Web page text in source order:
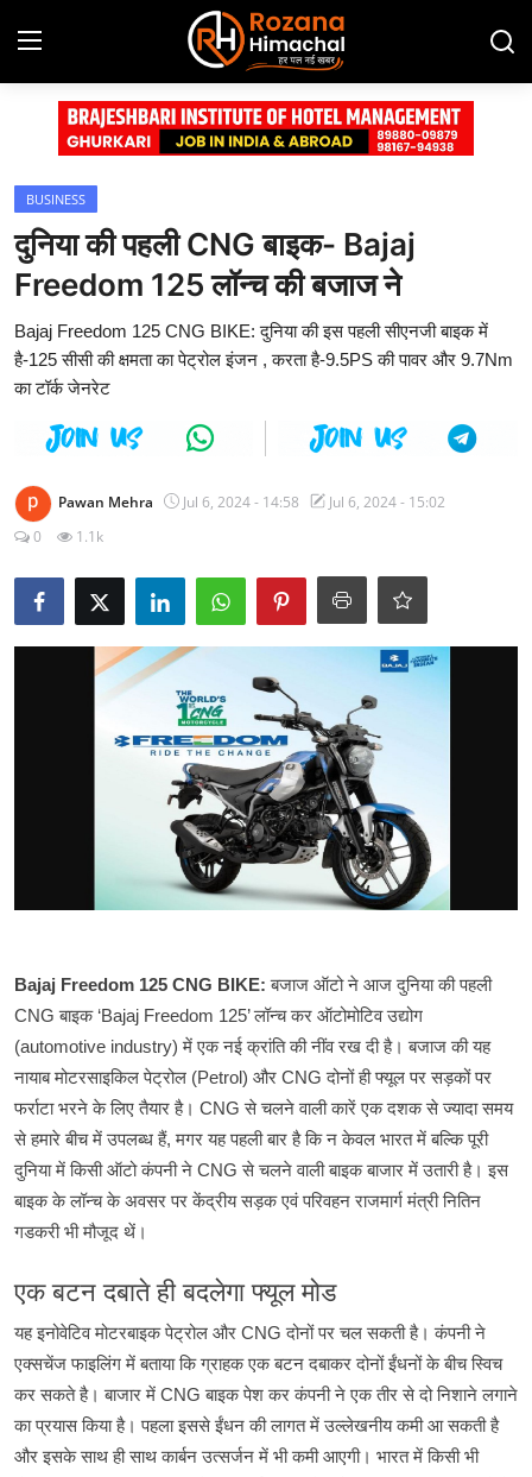
Login Register
Home
Contact
हिमाचल प्रदेश
दुनिया
टेक्नोलॉजी
Business
BUSINESS
दुनिया की पहली CNG बाइक- Bajaj
Freedom 125 लॉन्च की बजाज ने
Bajaj Freedom 125 CNG BIKE: दुनिया की इस पहली सीएनजी बाइक में
है-125 सीसी की क्षमता का पेट्रोल इंजन , करता है-9.5PS की पावर और 9.7Nm
का टॉर्क जेनरेट
Pawan Mehra Jul 6, 2024 - 14:58
Jul 6, 2024 - 15:02
0
1.1k
Bajaj Freedom 125 CNG BIKE: बजाज ऑटो ने आज दुनिया की पहली
CNGबाइक‘Bajaj Freedom 125’लॉन्च कर ऑटोमोटिव उद्योग
(automotive industry)में एक नई क्रांति की नींव रख दी है। बजाज की यह
नायाब मोटरसाइकिल पेट्रोल (Petrol) और CNGदोनों ही फ्यूल पर सड़कों पर
फर्राटा भरने के लिए तैयार है। CNGसे चलने वाली कारें एक दशक से ज्यादा समय
से हमारे बीच में उपलब्ध हैं,मगर यह पहली बार है कि न केवल भारत में बल्कि पूरी
दुनिया में किसी ऑटो कंपनी ने CNGसे चलने वाली बाइक बाजार में उतारी है। इस
बाइक के लॉन्च के अवसर पर केंद्रीय सड़क एवं परिवहन राजमार्ग मंत्री नितिन
गडकरी भी मौजूद थें।
एक बटन दबाते ही बदलेगा फ्यूल मोड
यह इनोवेटिव मोटरबाइक पेट्रोल और CNGदोनों पर चल सकती है। कंपनी ने
एक्सचेंज फाइलिंग में बताया कि ग्राहक एक बटन दबाकर दोनों ईंधनों के बीच स्विच
कर सकते है। बाजार में CNGबाइक पेश कर कंपनी ने एक तीर से दो निशाने लगाने
का प्रयास किया है। पहला इससे ईंधन की लागत में उल्लेखनीय कमी आ सकती है
और इसके साथ ही साथ कार्बन उत्सर्जन में भी कमी आएगी। भारत में किसी भी